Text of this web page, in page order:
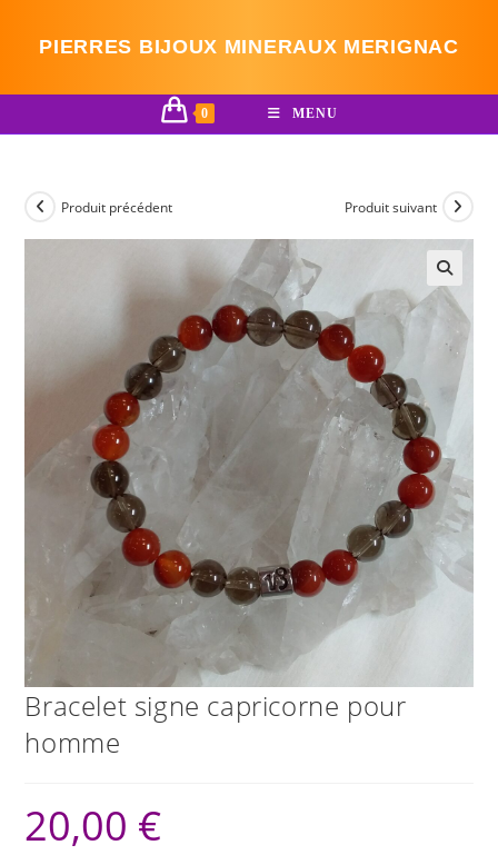
PIERRES BIJOUX MINERAUX MERIGNAC
0 MENU
Produit précédent Produit suivant
Bracelet signe capricorne pour
homme
20,00 €